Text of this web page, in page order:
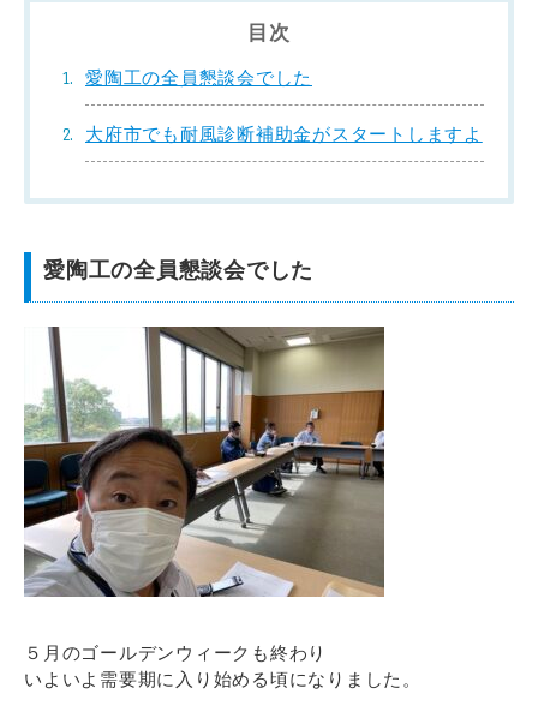
目次
愛陶工の全員懇談会でした
大府市でも耐風診断補助金がスタートしますよ
愛陶工の全員懇談会でした
５月のゴールデンウィークも終わり
いよいよ需要期に入り始める頃になりました。